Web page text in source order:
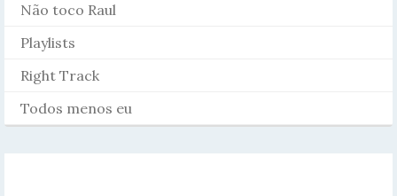
Não toco Raul
Playlists
Right Track
Todos menos eu